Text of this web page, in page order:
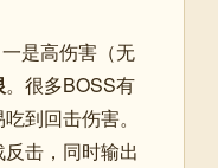
是高伤害（无
。很多BOSS有
到回击伤害。
击，同时输出